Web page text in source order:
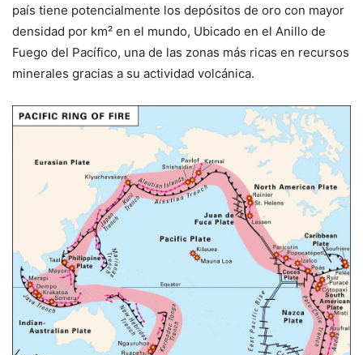
país tiene potencialmente los depósitos de oro con mayor
densidad por km² en el mundo, Ubicado en el Anillo de
Fuego del Pacífico, una de las zonas más ricas en recursos
minerales gracias a su actividad volcánica.